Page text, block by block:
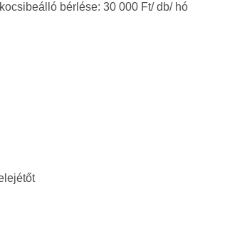
bérlése: 30 000 Ft/ db/ hó